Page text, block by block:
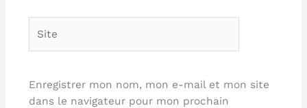
Enregistrer mon nom, mon e-mail et mon site
dans le navigateur pour mon prochain